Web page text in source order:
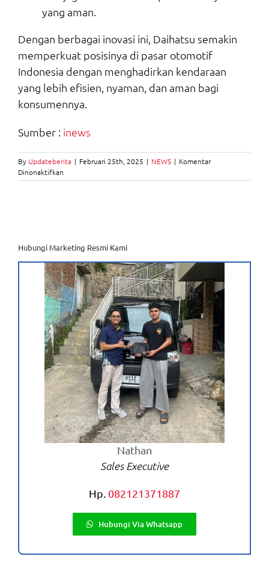
yang aman.
Dengan berbagai inovasi ini, Daihatsu semakin
memperkuat posisinya di pasar otomotif
Indonesia dengan menghadirkan kendaraan
yang lebih efisien, nyaman, dan aman bagi
konsumennya.
Sumber : inews
By Updateberita | Februari 25th, 2025 | NEWS | Komentar
Dinonaktifkan
Daihatsu
dan
Lebih
Baik
Hubungi Marketing Resmi Kami
Nathan
Sales Executive
Hp. 082121371887
Hubungi Via Whatsapp